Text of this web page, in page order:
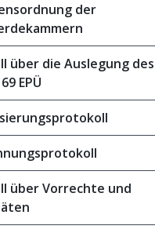
der
über die Auslegung des
EPÜ
über Vorrechte und